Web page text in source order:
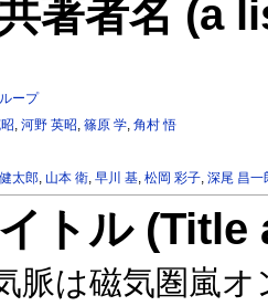
著者名 (a
ープ
,河野 英昭,篠原 学,角村 悟
太郎, 山本 衛,早川 基,松岡 彩子,深尾 昌一
トル
脈は磁気圏嵐